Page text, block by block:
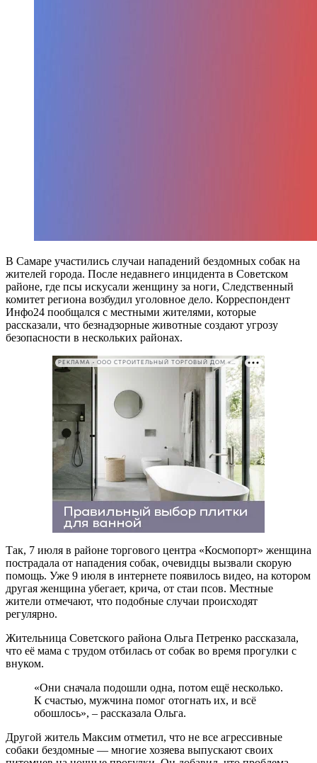
В Самаре участились случаи нападений бездомных собак на
жителей города. После недавнего инцидента в Советском
районе, где псы искусали женщину за ноги, Следственный
комитет региона возбудил уголовное дело. Корреспондент
Инфо24 пообщался с местными жителями, которые
рассказали, что безнадзорные животные создают угрозу
безопасности в нескольких районах.
РЕКЛАМА • ООО СТРОИТЕЛЬНЫЙ ТОРГОВЫЙ ДОМ «ПЕТРОВИЧ». ИНН: 7802348846
Так, 7 июля в районе торгового центра «Космопорт» женщина
пострадала от нападения собак, очевидцы вызвали скорую
помощь. Уже 9 июля в интернете появилось видео, на котором
другая женщина убегает, крича, от стаи псов. Местные
жители отмечают, что подобные случаи происходят
регулярно.
Жительница Советского района Ольга Петренко рассказала,
что её мама с трудом отбилась от собак во время прогулки с
внуком.
«Они сначала подошли одна, потом ещё несколько.
К счастью, мужчина помог отогнать их, и всё
обошлось», – рассказала Ольга.
Другой житель Максим отметил, что не все агрессивные
собаки бездомные — многие хозяева выпускают своих